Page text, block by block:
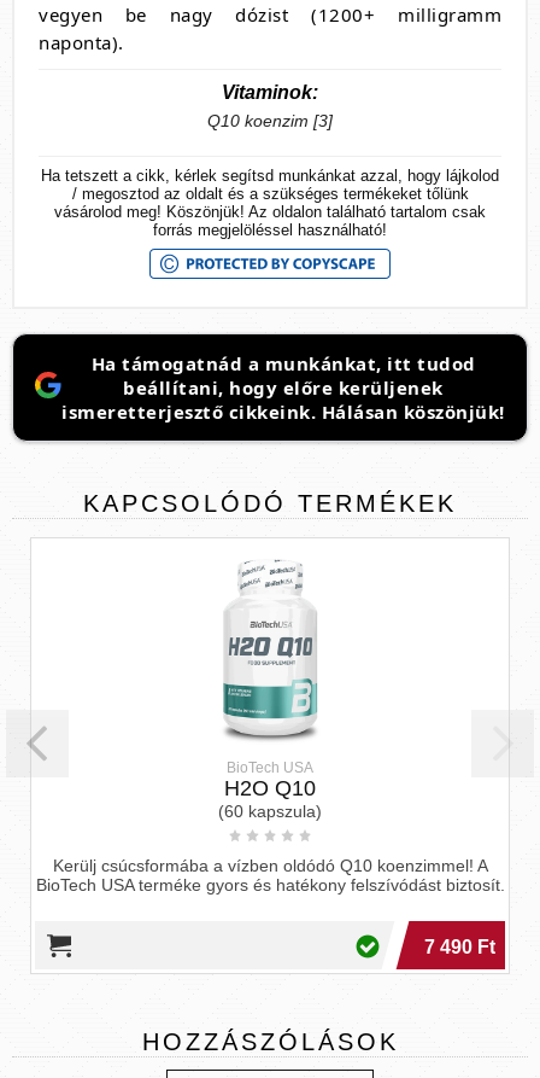
vegyen be nagy dózist (1200+ milligramm
naponta).
Vitaminok:
Q10 koenzim [3]
Ha tetszett a cikk, kérlek segítsd munkánkat azzal, hogy lájkolod
/ megosztod az oldalt és a szükséges termékeket tőlünk
vásárolod meg! Köszönjük! Az oldalon található tartalom csak
forrás megjelöléssel használható!
Ha támogatnád a munkánkat, itt tudod
beállítani, hogy előre kerüljenek
ismeretterjesztő cikkeink. Hálásan köszönjük!
KAPCSOLÓDÓ TERMÉKEK
Bioaktív Q10 Ubiquinol
Bioaktív Q10 Ubiquinol energiaforrás a sejtek
segítve a szervek optimális működését a hatékony
felszívódásnak köszönhetően.
10 990 Ft
Kerülj
BioTech
HOZZÁSZÓLÁSOK